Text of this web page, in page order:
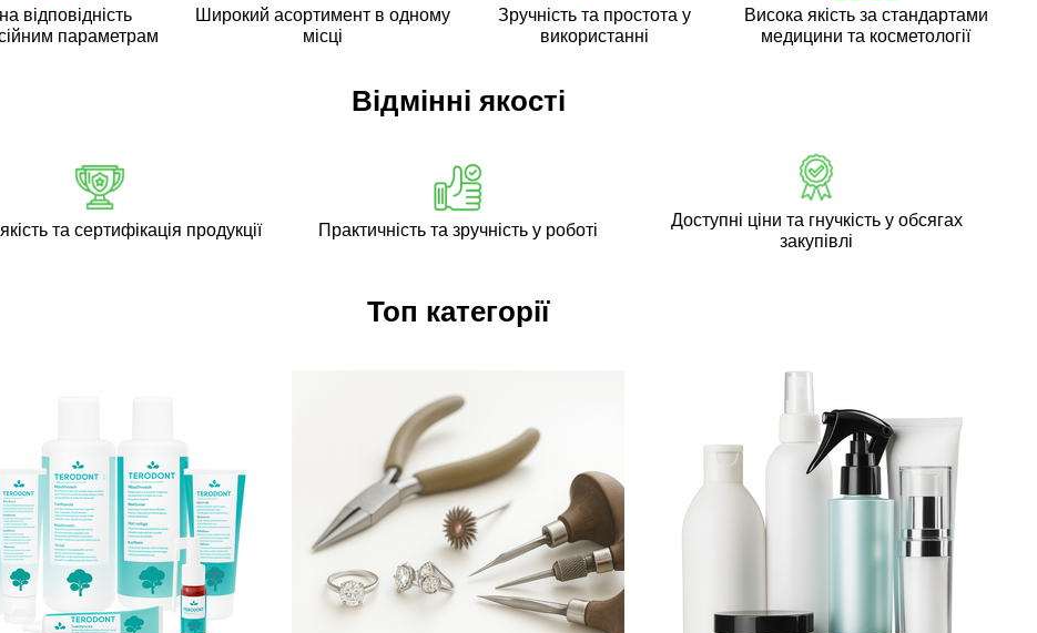
відповідність
параметрам
Широкий асортимент в одному
місці
Зручність та простота у
використанні
Висока якість за стандартами
медицини та косметології
Відмінні якості
та сертифікація продукції Практичність та зручність у роботі
Доступні ціни та гнучкість у обсягах
закупівлі
Топ категорії